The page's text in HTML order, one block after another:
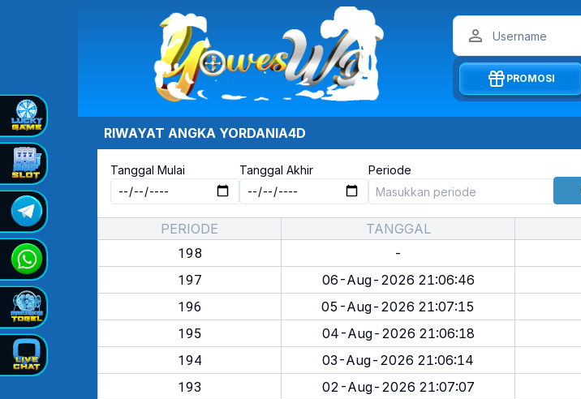
PROMOSI
RIWAYAT ANGKA YORDANIA4D
Tanggal Mulai Tanggal Akhir
Periode
PERIODE TANGGAL
198 -
197
06-Aug-2026 21:06:46
196
05-Aug-2026 21:07:15
195
04-Aug-2026 21:06:18
194
03-Aug-2026 21:06:14
193
02-Aug-2026 21:07:07